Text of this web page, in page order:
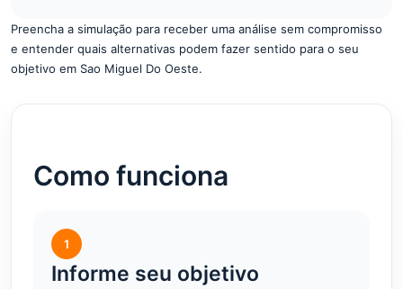
Preencha a simulação para receber uma análise sem compromisso
e entender quais alternativas podem fazer sentido para o seu
objetivo em Sao Miguel Do Oeste.
Como funciona
1
Informe seu objetivo